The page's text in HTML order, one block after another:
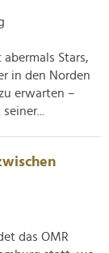
Stars,
in den Norden
erwarten –
das OMR